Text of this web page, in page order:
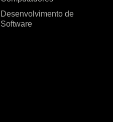
Desenvolvimento de
Software